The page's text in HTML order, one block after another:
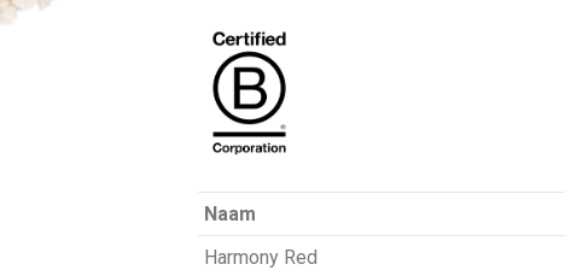
Naam
Harmony Red